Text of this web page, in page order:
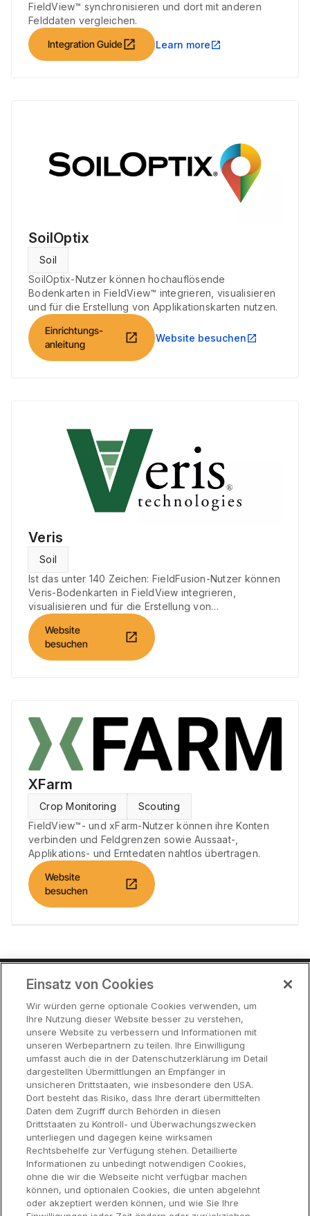
FieldView™ synchronisieren und dort mit anderen
Felddaten vergleichen.
Integration Guideopen_in_new Learn more open_in_new
SoilOptix
Soil
SoilOptix-Nutzer können hochauflösende
Bodenkarten in FieldView™ integrieren, visualisieren
und für die Erstellung von Applikationskarten nutzen.
Einrichtungs-
anleitung
open_in_new Website besuchen open_in_new
Veris
Soil
Ist das unter 140 Zeichen: FieldFusion-Nutzer können
Veris-Bodenkarten in FieldView integrieren,
visualisieren und für die Erstellung von
Applikationskarten nutzen.
Website
besuchen
open_in_new
XFarm
Crop Monitoring
Scouting
FieldView™- und xFarm-Nutzer können ihre Konten
verbinden und Feldgrenzen sowie Aussaat-,
Applikations- und Erntedaten nahtlos übertragen.
Website
besuchen
open_in_new
Preise
Partner
Hilfe
Funktionen
Hardware
Über Uns
Einsatz von Cookies
Wir würden gerne optionale Cookies verwenden, um
Ihre Nutzung dieser Website besser zu verstehen,
unsere Website zu verbessern und Informationen mit
unseren Werbepartnern zu teilen. Ihre Einwilligung
umfasst auch die in der Datenschutzerklärung im Detail
dargestellten Übermittlungen an Empfänger in
unsicheren Drittstaaten, wie insbesondere den USA.
Dort besteht das Risiko, dass Ihre derart übermittelten
Daten dem Zugriff durch Behörden in diesen
Drittstaaten zu Kontroll- und Überwachungszwecken
unterliegen und dagegen keine wirksamen
Rechtsbehelfe zur Verfügung stehen. Detaillierte
Informationen zu unbedingt notwendigen Cookies,
ohne die wir die Webseite nicht verfügbar machen
können, und optionalen Cookies, die unten abgelehnt
oder akzeptiert werden können, und wie Sie Ihre